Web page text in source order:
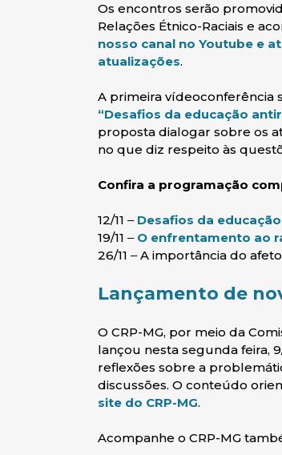
Os encontros serão
Relações Étnico-Raciais e
nosso canal no Youtube e
atualizações(abre em nova
.
A primeira vídeoconferência
“Desafios da educação
proposta dialogar sobre os
no que diz respeito às
Confira a programação
12/11 ‒ Desafios da
19/11 ‒ O enfrentamento ao
26/11 ‒ A importância do
Lançamento de
O CRP-MG, por meio da
lançou nesta segunda feira,
reflexões sobre a
discussões. O conteúdo
site do CRP-MG(abre em
.
Acompanhe o CRP-MG